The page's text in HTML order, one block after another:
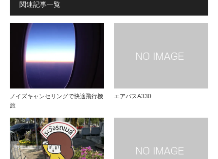
関連記事一覧
ノイズキャンセリングで快適飛行機
旅
エアバスA330